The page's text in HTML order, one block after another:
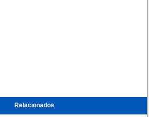
Relacionados